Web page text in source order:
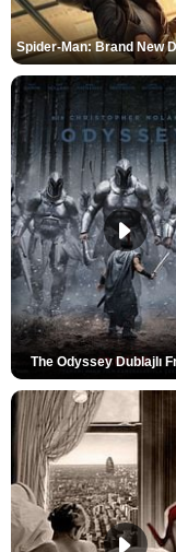
The Odyssey Dublajlı